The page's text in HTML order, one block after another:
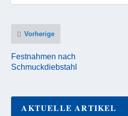
Vorherige
Festnahmen nach
Schmuckdiebstahl
AKTUELLE ARTIKEL